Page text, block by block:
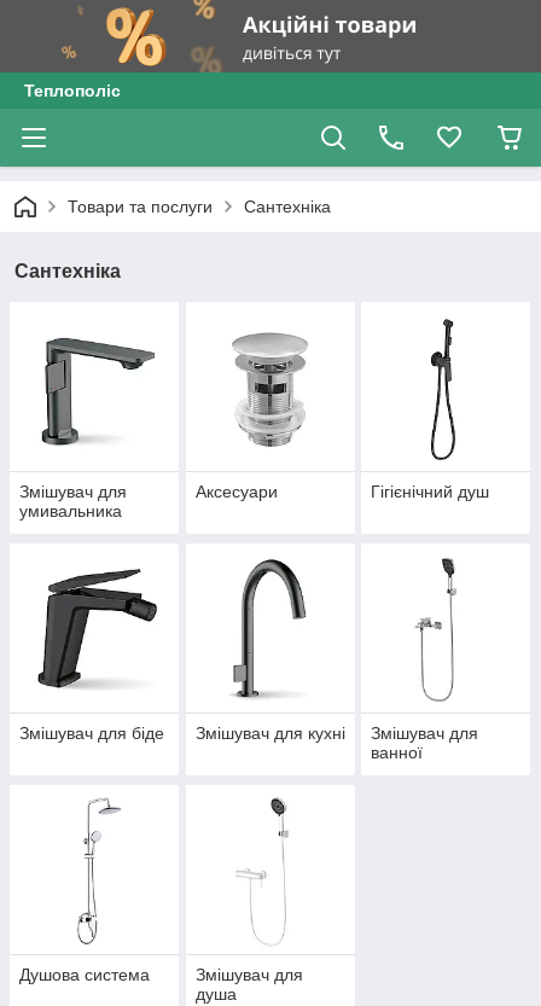
Теплополіс
Товари та послуги Сантехніка
Сантехніка
Змішувач для
умивальника
Аксесуари Гігієнічний душ
Змішувач для біде Змішувач для кухні
Змішувач для
ванної
Душова система
Змішувач для
душа